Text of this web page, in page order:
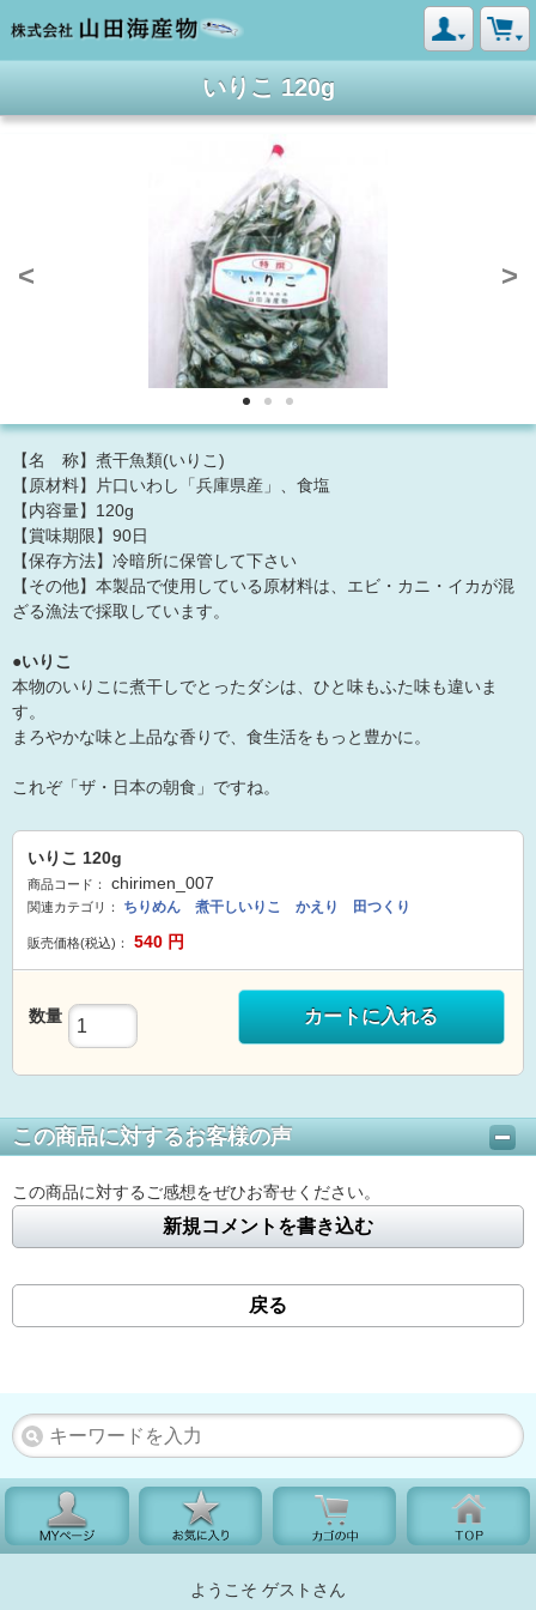
いりこ 120g
< >
【名 称】煮干魚類(いりこ)
【原材料】片口いわし「兵庫県産」、食塩
【内容量】120g
【賞味期限】90日
【保存方法】冷暗所に保管して下さい
【その他】本製品で使用している原材料は、エビ・カニ・イカが混
ざる漁法で採取しています。
●いりこ
本物のいりこに煮干しでとったダシは、ひと味もふた味も違いま
す。
まろやかな味と上品な香りで、食生活をもっと豊かに。
これぞ「ザ・日本の朝食」ですね。
いりこ 120g
商品コード： chirimen_007
関連カテゴリ： ちりめん 煮干しいりこ かえり 田つくり
販売価格(税込)： 540 円
数量 カートに入れる
この商品に対するお客様の声
この商品に対するご感想をぜひお寄せください。
新規コメントを書き込む
戻る
ようこそ ゲストさん